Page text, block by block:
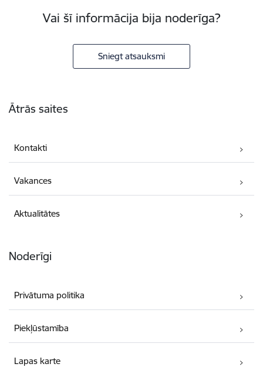
Vai šī informācija bija noderīga?
Sniegt atsauksmi
Ātrās saites
Kontakti
Vakances
Aktualitātes
Noderīgi
Privātuma politika
Piekļūstamība
Lapas karte